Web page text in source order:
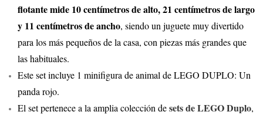
flotante mide 10 centímetros de alto, 21 centímetros de largo
y 11 centímetros de ancho, siendo un juguete muy divertido
para los más pequeños de la casa, con piezas más grandes que
las habituales.
Este set incluye 1 minifigura de animal de LEGO DUPLO: Un
panda rojo.
El set pertenece a la amplia colección desets de LEGO Duplo,